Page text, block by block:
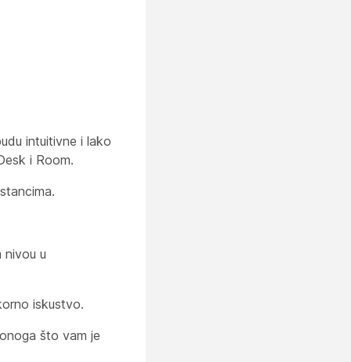
intuitivne i lako
i Room.
nivou u
iskustvo.
što vam je